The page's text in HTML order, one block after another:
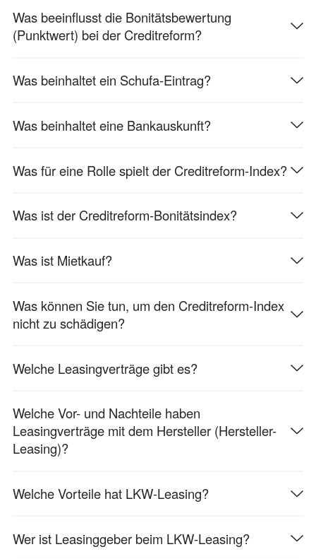
Was beeinflusst die Bonitätsbewertung
(Punktwert) bei der Creditreform?
Was beinhaltet ein Schufa-Eintrag?
Was beinhaltet eine Bankauskunft?
Was für eine Rolle spielt der Creditreform-Index?
Was ist der Creditreform-Bonitätsindex?
Was ist Mietkauf?
Was können Sie tun, um den Creditreform-Index
nicht zu schädigen?
Welche Leasingverträge gibt es?
Welche Vor- und Nachteile haben
Leasingverträge mit dem Hersteller (Hersteller-
Leasing)?
Welche Vorteile hat LKW-Leasing?
Wer ist Leasinggeber beim LKW-Leasing?